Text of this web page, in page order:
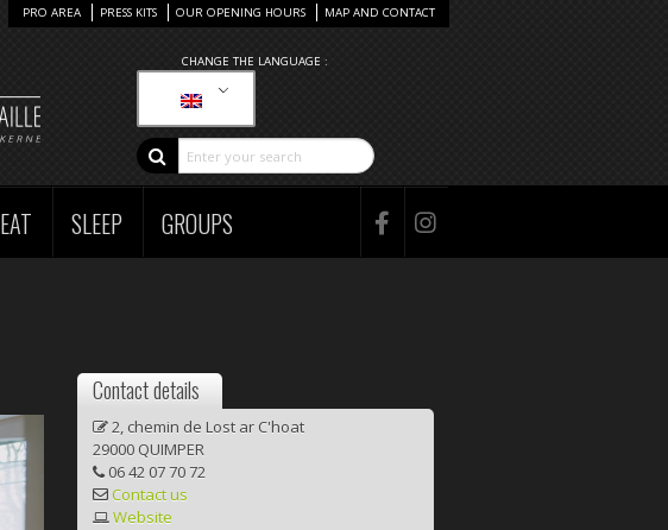
CHANGE THE LANGUAGE :
PRO AREA PRESS KITS OUR OPENING HOURS MAP AND CONTACT
EAT SLEEP GROUPS
Contact details
2, chemin de Lost ar C'hoat
29000 QUIMPER
06 42 07 70 72
Contact us
Website